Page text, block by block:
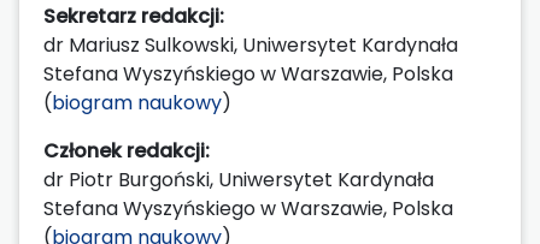
Sekretarz redakcji:
dr Mariusz Sulkowski, Uniwersytet Kardynała
Stefana Wyszyńskiego w Warszawie, Polska
(biogram naukowy)
Członek redakcji:
dr Piotr Burgoński, Uniwersytet Kardynała
Stefana Wyszyńskiego w Warszawie, Polska
(biogram naukowy)